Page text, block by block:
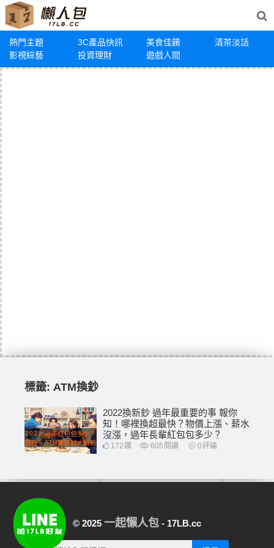
熱門主題 3C產品快訊 美食佳餚
清茶淡話
影視綜藝
投資理財 遊戲人間
標籤: ATM換鈔
2022換新鈔 過年最重要的事 報你
知！哪裡換超最快？物價上漲、薪水
沒漲，過年長輩紅包包多少？
172讚 605 閱讀 0評論
© 2025 一起懶人包 - 17LB.cc